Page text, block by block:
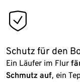
risk_free_purchases
Schutz für den
Ein Läufer im Flur
Schmutz auf, ein